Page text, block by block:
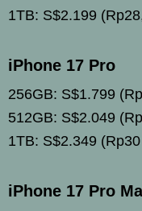
1TB: S$2.199
iPhone 17 Pro
256GB: S$1.799
512GB: S$2.049
1TB: S$2.349
iPhone 17 Pro